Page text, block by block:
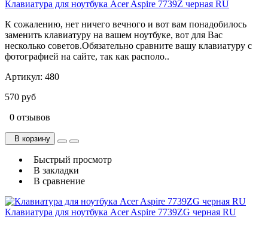
Клавиатура для ноутбука Acer Aspire 7739Z черная RU
К сожалению, нет ничего вечного и вот вам понадобилось
заменить клавиатуру на вашем ноутбуке, вот для Вас
несколько советов.Обязательно сравните вашу клавиатуру с
фотографией на сайте, так как располо..
Артикул: 480
570 руб
0 отзывов
В корзину
Быстрый просмотр
В закладки
В сравнение
Клавиатура для ноутбука Acer Aspire 7739ZG черная RU